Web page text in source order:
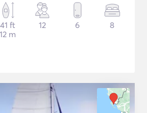
41 ft
12 m
12 6 8